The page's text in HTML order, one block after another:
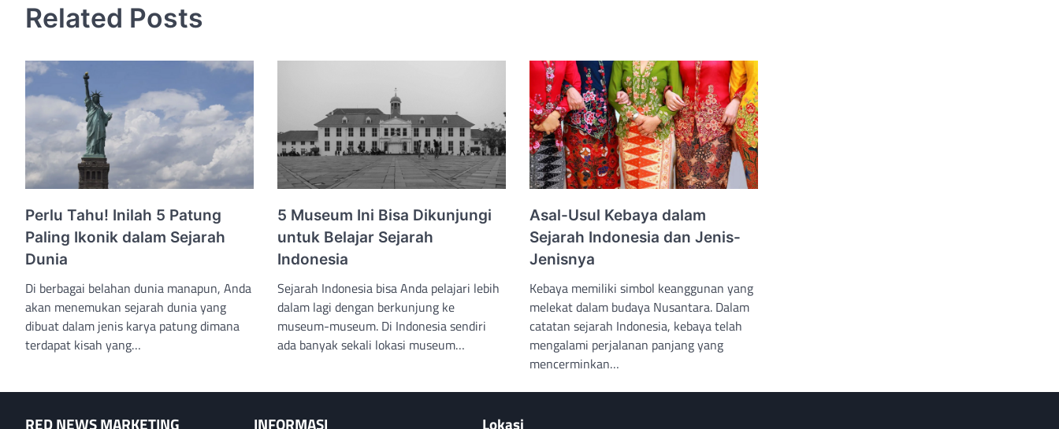
Related Posts
Perlu Tahu! Inilah 5 Patung
Paling Ikonik dalam Sejarah
Dunia
Di berbagai belahan dunia manapun, Anda
akan menemukan sejarah dunia yang
dibuat dalam jenis karya patung dimana
terdapat kisah yang…
5 Museum Ini Bisa Dikunjungi
untuk Belajar Sejarah
Indonesia
Sejarah Indonesia bisa Anda pelajari lebih
dalam lagi dengan berkunjung ke
museum-museum. Di Indonesia sendiri
ada banyak sekali lokasi museum…
Asal-Usul Kebaya dalam
Sejarah Indonesia dan Jenis-
Jenisnya
Kebaya memiliki simbol keanggunan yang
melekat dalam budaya Nusantara. Dalam
catatan sejarah Indonesia, kebaya telah
mengalami perjalanan panjang yang
mencerminkan…
RED NEWS MARKETING INFORMASI Lokasi